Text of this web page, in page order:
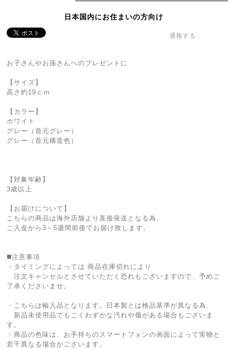
日本国内にお住まいの方向け
通報する
お子さんやお孫さんへのプレゼントに
【サイズ】
高さ約19ｃｍ
【カラー】
ホワイト
グレー（首元グレー）
グレー（首元構造色）
【対象年齢】
3歳以上
【お届けについて】
こちらの商品は海外店舗より直接発送となる為、
ご入金から3～5週間前後でお届け致します。
◼️注意事項
・タイミングによっては 商品在庫切れにより
注文キャンセルとさせていただく恐れもございますので、予めご
了承くださいませ。
・こちらは輸入品となります。日本製とは検品基準が異なる為、
新品未使用品でもごくわずかな汚れや傷がある場合もございま
す。
・商品の色味は、お手持ちのスマートフォンの画面によって実物と
若干異なる場合がございます。